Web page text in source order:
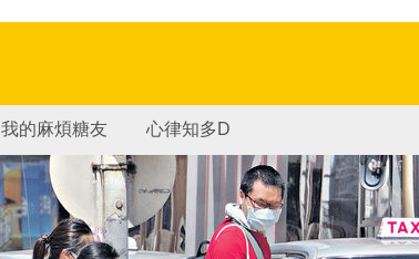
我的麻煩糖友 心律知多D